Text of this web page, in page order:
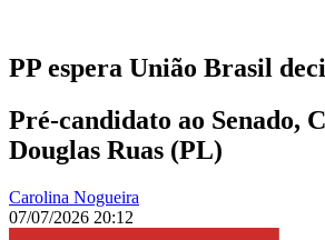
PP espera União Brasil
Pré-candidato ao Senado,
Douglas Ruas (PL)
Carolina Nogueira
07/07/2026 20:12